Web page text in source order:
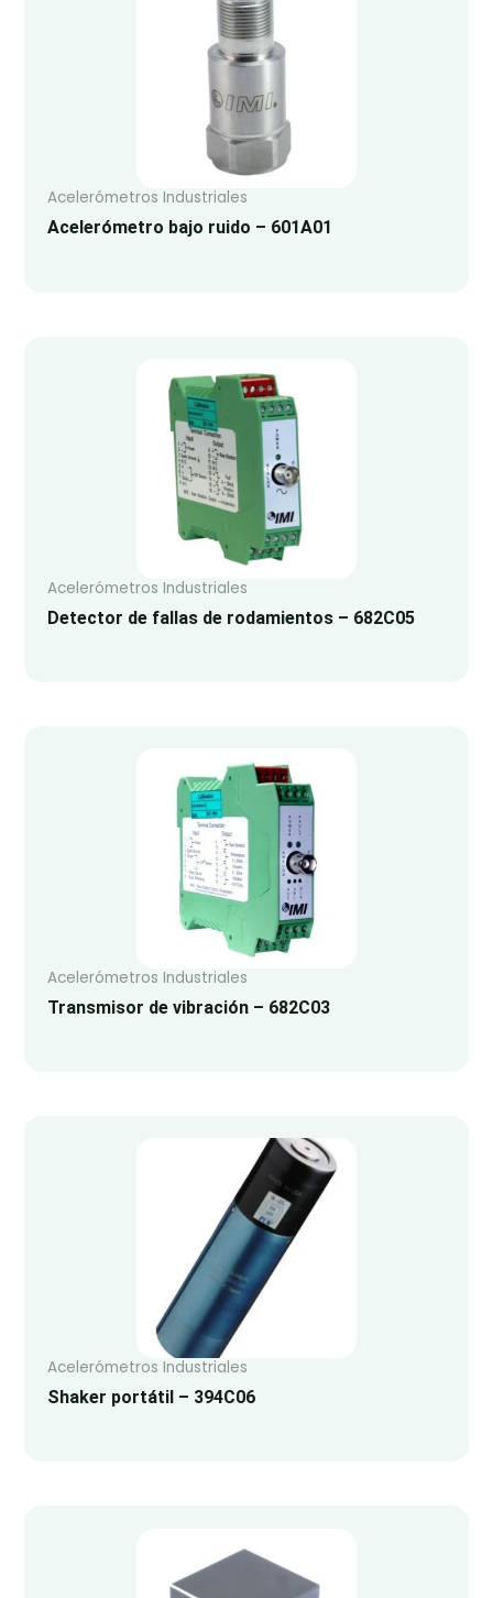
Acelerómetros Industriales
Acelerómetro bajo ruido – 601A01
Acelerómetros Industriales
Detector de fallas de rodamientos – 682C05
Acelerómetros Industriales
Transmisor de vibración – 682C03
Acelerómetros Industriales
Shaker portátil – 394C06